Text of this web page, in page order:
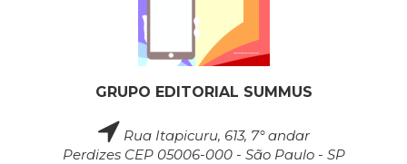
GRUPO EDITORIAL SUMMUS
Rua Itapicuru, 613, 7° andar
Perdizes CEP 05006-000 - São Paulo - SP